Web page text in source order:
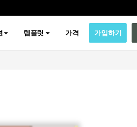
템플릿 가격 가입하기